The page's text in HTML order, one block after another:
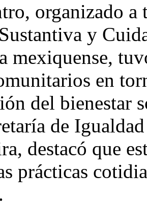
organizado a
y
mexiquense,
en
del bienestar
de
destacó que
prácticas